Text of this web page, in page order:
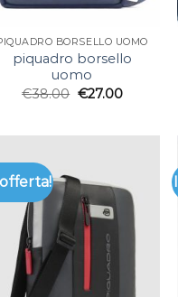
BORSELLO UOMO
piquadro borsello
uomo
€38.00 €27.00
offerta!